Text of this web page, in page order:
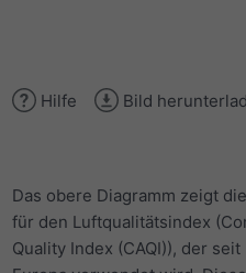
Hilfe Bild
Das obere Diagramm zeigt
für den Luftqualitätsindex
Quality Index (CAQI)), der